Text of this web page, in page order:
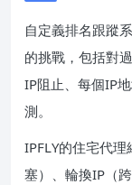
自定義排名跟蹤
的挑戰，包括對
IP阻止、每個IP
測。
IPFLY的住宅代
塞）、輪換IP（